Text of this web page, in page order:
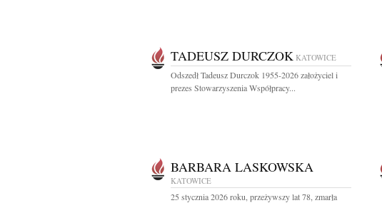
TADEUSZ DURCZOK KATOWICE
Odszedł Tadeusz Durczok 1955-2026 założyciel i
prezes Stowarzyszenia Współpracy...
BARBARA LASKOWSKA
KATOWICE
25 stycznia 2026 roku, przeżywszy lat 78, zmarła